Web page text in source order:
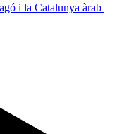
i la Catalunya àrab